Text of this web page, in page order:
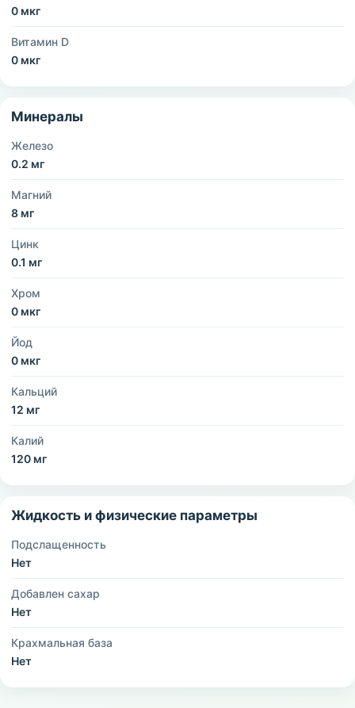
0 мкг
Витамин D
0 мкг
Минералы
Железо
0.2 мг
Магний
8 мг
Цинк
0.1 мг
Хром
0 мкг
Йод
0 мкг
Кальций
12 мг
Калий
120 мг
Жидкость и физические параметры
Подслащенность
Нет
Добавлен сахар
Нет
Крахмальная база
Нет